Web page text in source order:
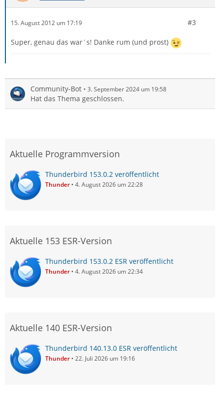
15. August 2012 um 17:19 #3
Super, genau das war´s! Danke rum (und prost)
Community-Bot 3. September 2024 um 19:58
Hat das Thema geschlossen.
Aktuelle Programmversion
Thunderbird 153.0.2 veröffentlicht
Thunder 4. August 2026 um 22:28
Aktuelle 153 ESR-Version
Thunderbird 153.0.2 ESR veröffentlicht
Thunder 4. August 2026 um 22:34
Aktuelle 140 ESR-Version
Thunderbird 140.13.0 ESR veröffentlicht
Thunder 22. Juli 2026 um 19:16